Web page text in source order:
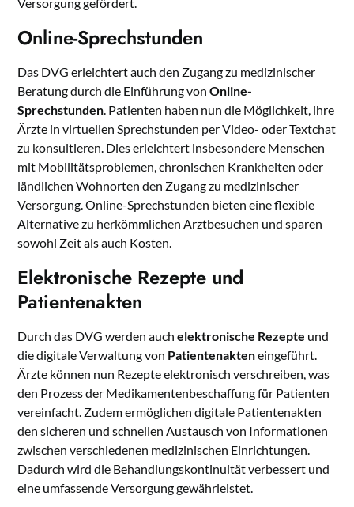
Versorgung gefördert.
Online-Sprechstunden
Das DVG erleichtert auch den Zugang zu medizinischer
Beratung durch die Einführung vonOnline-
Sprechstunden. Patienten haben nun die Möglichkeit, ihre
Ärzte in virtuellen Sprechstunden per Video- oder Textchat
zu konsultieren. Dies erleichtert insbesondere Menschen
mit Mobilitätsproblemen, chronischen Krankheiten oder
ländlichen Wohnorten den Zugang zu medizinischer
Versorgung. Online-Sprechstunden bieten eine flexible
Alternative zu herkömmlichen Arztbesuchen und sparen
sowohl Zeit als auch Kosten.
Elektronische Rezepte und
Patientenakten
Durch das DVG werden auchelektronische Rezepte und
die digitale Verwaltung von Patientenakteneingeführt.
Ärzte können nun Rezepte elektronisch verschreiben, was
den Prozess der Medikamentenbeschaffung für Patienten
vereinfacht. Zudem ermöglichen digitale Patientenakten
den sicheren und schnellen Austausch von Informationen
zwischen verschiedenen medizinischen Einrichtungen.
Dadurch wird die Behandlungskontinuität verbessert und
eine umfassende Versorgung gewährleistet.